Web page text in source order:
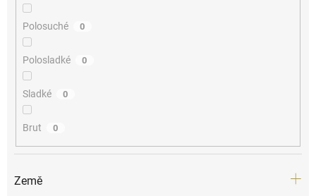
Polosuché 0
Polosladké 0
Sladké 0
Brut 0
Země